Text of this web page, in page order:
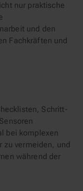
nur praktische
und den
Fachkräften und
Schritt-
bei komplexen
zu vermeiden, und
während der